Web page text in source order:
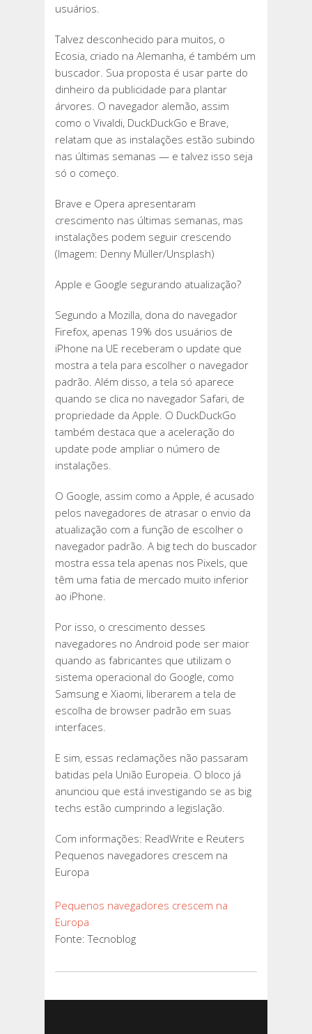
usuários.
Talvez desconhecido para muitos, o
Ecosia, criado na Alemanha, é também um
buscador. Sua proposta é usar parte do
dinheiro da publicidade para plantar
árvores. O navegador alemão, assim
como o Vivaldi, DuckDuckGo e Brave,
relatam que as instalações estão subindo
nas últimas semanas — e talvez isso seja
só o começo.
Brave e Opera apresentaram
crescimento nas últimas semanas, mas
instalações podem seguir crescendo
(Imagem: Denny Müller/Unsplash)
Apple e Google segurando atualização?
Segundo a Mozilla, dona do navegador
Firefox, apenas 19% dos usuários de
iPhone na UE receberam o update que
mostra a tela para escolher o navegador
padrão. Além disso, a tela só aparece
quando se clica no navegador Safari, de
propriedade da Apple. O DuckDuckGo
também destaca que a aceleração do
update pode ampliar o número de
instalações.
O Google, assim como a Apple, é acusado
pelos navegadores de atrasar o envio da
atualização com a função de escolher o
navegador padrão. A big tech do buscador
mostra essa tela apenas nos Pixels, que
têm uma fatia de mercado muito inferior
ao iPhone.
Por isso, o crescimento desses
navegadores no Android pode ser maior
quando as fabricantes que utilizam o
sistema operacional do Google, como
Samsung e Xiaomi, liberarem a tela de
escolha de browser padrão em suas
interfaces.
E sim, essas reclamações não passaram
batidas pela União Europeia. O bloco já
anunciou que está investigando se as big
techs estão cumprindo a legislação.
Com informações: ReadWrite e Reuters
Pequenos navegadores crescem na
Europa
Pequenos navegadores crescem na
Europa
Fonte: Tecnoblog